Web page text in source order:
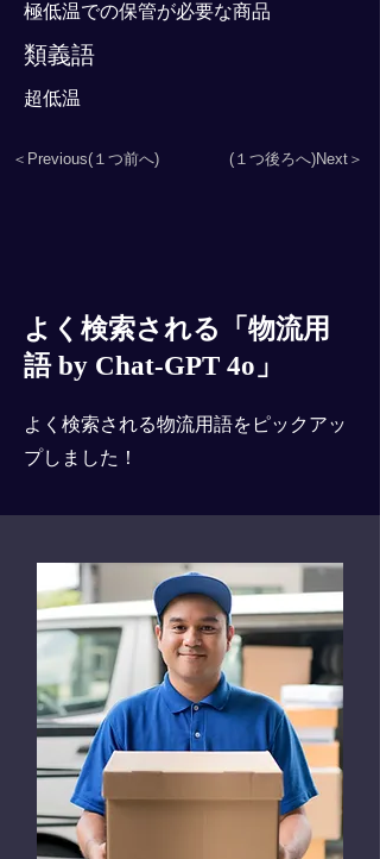
極低温での保管が必要な商品
類義語
超低温
＜Previous(１つ前へ) (１つ後ろへ)Next＞
よく検索される「物流用
語 by Chat-GPT 4o」
よく検索される物流用語をピックアッ
プしました！